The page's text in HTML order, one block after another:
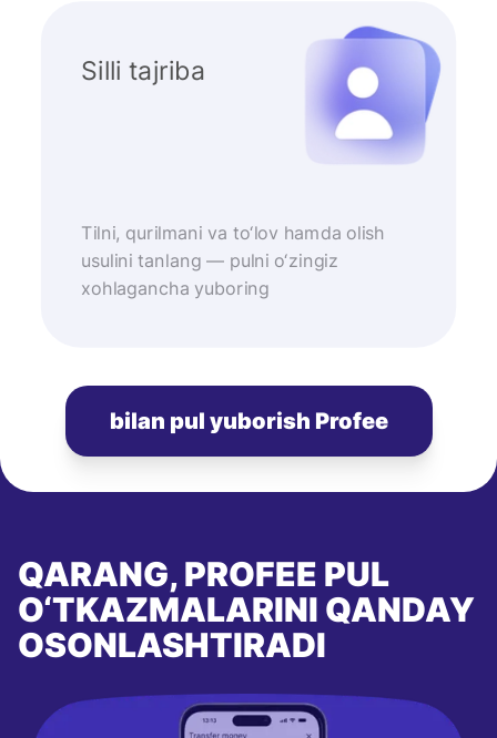
Silli tajriba
Tilni, qurilmani va to‘lov hamda olish
usulini tanlang — pulni o‘zingiz
xohlagancha yuboring
bilan pul yuborish Profee
QARANG, PROFEE PUL
O‘TKAZMALARINI QANDAY
OSONLASHTIRADI